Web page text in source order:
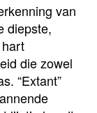
van
diepste,
die zowel
“Extant”